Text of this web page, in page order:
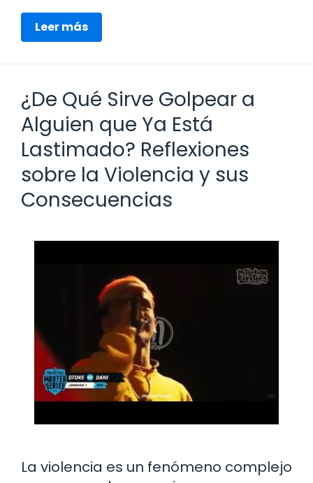
Leer más
¿De Qué Sirve Golpear a
Alguien que Ya Está
Lastimado? Reflexiones
sobre la Violencia y sus
Consecuencias
La violencia es un fenómeno complejo